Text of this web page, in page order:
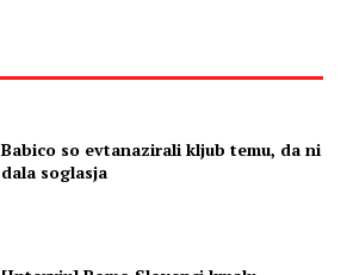
Babico so evtanazirali kljub temu, da ni
dala soglasja